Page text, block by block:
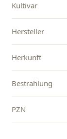
Kultivar
Hersteller
Herkunft
Bestrahlung
PZN